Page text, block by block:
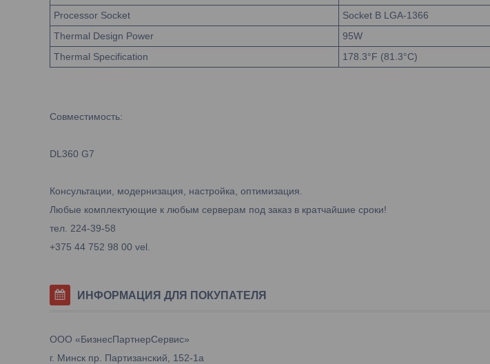
Processor Socket
Socket B LGA-1366
Thermal Design Power
95W
Thermal Specification
178.3°F (81.3°C)
Совместимость:
DL360 G7
Консультации, модернизация, настройка, оптимизация.
Любые комплектующие к любым серверам под заказ в кратчайшие сроки!
тел. 224-39-58
+375 44 752 98 00 vel.
ИНФОРМАЦИЯ ДЛЯ ПОКУПАТЕЛЯ
ООО «БизнесПартнерСервис»
г. Минск пр. Партизанский, 152-1а